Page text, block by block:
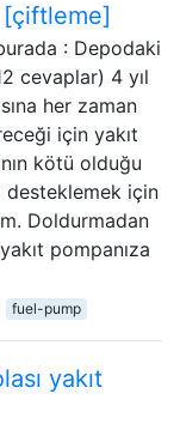
[çiftleme]
: Depodaki
cevaplar) 4 yıl
her zaman
için yakıt
kötü olduğu
için
Doldurmadan
pompanıza
fuel-pump
yakıt